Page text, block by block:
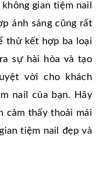
gian tiệm nail
ánh sáng cũng rất
thử kết hợp ba loại
sự hài hòa và tạo
vời cho khách
nail của bạn. Hãy
cảm thấy thoải mái
tiệm nail đẹp và